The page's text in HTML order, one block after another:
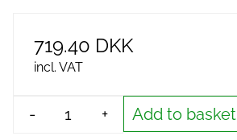
719.40 DKK
incl. VAT
- + Add to basket